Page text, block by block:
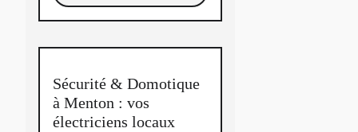
Sécurité & Domotique
à Menton : vos
électriciens locaux